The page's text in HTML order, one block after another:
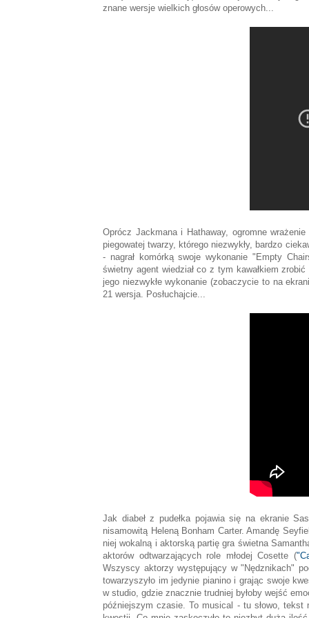
znane wersje wielkich głosów operowych...
Oprócz Jackmana i Hathaway, ogromne
piegowatej twarzy, którego niezwykły, bardzo
- nagrał komórką swoje wykonanie "Empty
świetny agent wiedział co z tym kawałkiem
jego niezwykłe wykonanie (zobaczycie to na
21 wersja. Posłuchajcie...
Jak diabeł z pudełka pojawia się na ekranie
nisamowitą Heleną Bonham Carter. Amandę
niej wokalną i aktorską partię gra świetna
aktorów odtwarzających role młodej Cosette (
Wszyscy aktorzy występujący w "Nędznikach"
towarzyszyło im jedynie pianino i grając swoje
w studio, gdzie znacznie trudniej byłoby wejść
późniejszym czasie. To musical - tu słowo,